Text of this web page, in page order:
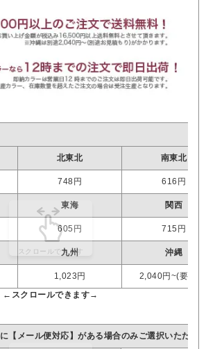
北東北 南東北
748円 616円
東海 関西
605円 715円
九州 沖縄
1,023円 2,040円~(要見
【メール便対応】がある場合のみご選択いただけ